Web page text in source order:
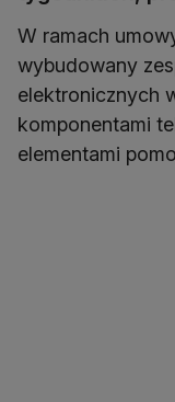
W ramach
wybudowany
elektronicznych
komponentami